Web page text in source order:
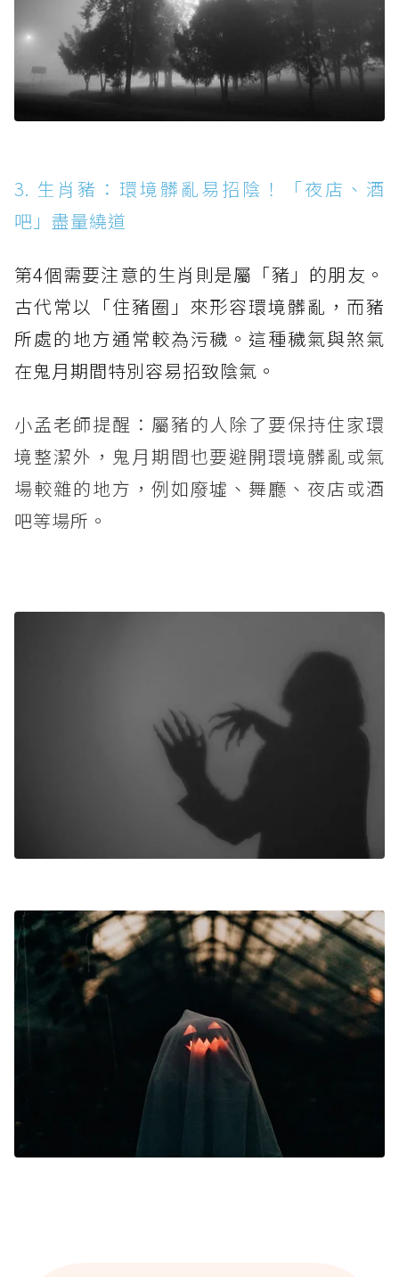
3. 生肖豬：環境髒亂易招陰！「夜店、酒
吧」盡量繞道
第4個需要注意的生肖則是屬「豬」的朋友。
古代常以「住豬圈」來形容環境髒亂，而豬
所處的地方通常較為污穢。這種穢氣與煞氣
在鬼月期間特別容易招致陰氣。
小孟老師提醒：屬豬的人除了要保持住家環
境整潔外，鬼月期間也要避開環境髒亂或氣
場較雜的地方，例如廢墟、舞廳、夜店或酒
吧等場所。